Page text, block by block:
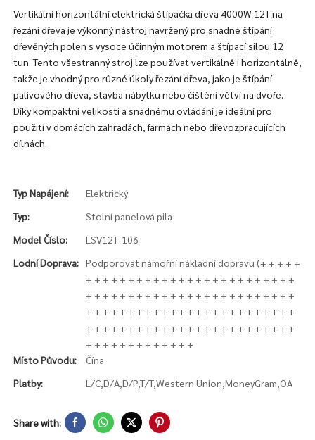
Vertikální horizontální elektrická štípačka dřeva 4000W 12T na
řezání dřeva je výkonný nástroj navržený pro snadné štípání
dřevěných polen s vysoce účinným motorem a štípací silou 12
tun. Tento všestranný stroj lze používat vertikálně i horizontálně,
takže je vhodný pro různé úkoly řezání dřeva, jako je štípání
palivového dřeva, stavba nábytku nebo čištění větví na dvoře.
Díky kompaktní velikosti a snadnému ovládání je ideální pro
použití v domácích zahradách, farmách nebo dřevozpracujících
dílnách.
Typ Napájení:
Elektrický
Typ:
Stolní panelová pila
Model Číslo:
LSV12T-106
Lodní Doprava: Podporovat námořní nákladní dopravu (+ + + + +
+ + + + + + + + + + + + + + + + + + + + + + + + +
+ + + + + + + + + + + + + + + + + + + + + + + + +
+ + + + + + + + + + + + + + + + + + + + + + + + +
+ + + + + + + + + + + + + + + + + + + + + + + + +
+ + + + + + + + + + + + +
Místo Původu:
Čína
Platby:
L/C,D/A,D/P,T/T,Western Union,MoneyGram,OA
Share with: